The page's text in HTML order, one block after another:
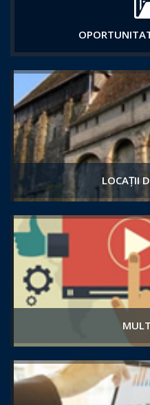
LOCAȚII